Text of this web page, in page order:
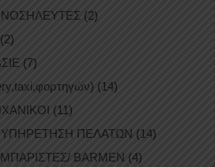
(2)
(7)
(14)
(11)
ΠΕΛΑΤΩΝ (14)
BARMEN (4)